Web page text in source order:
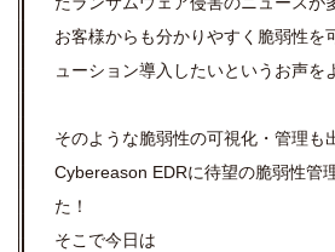
お客様からも分かりやすく脆弱性を
ューション導入したいというお声を
そのような脆弱性の可視化・管理も
Cybereason EDRに待望の脆弱性管
た！
そこで今日は